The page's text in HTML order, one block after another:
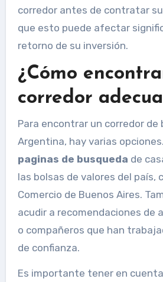
corredor antes de contratar
que esto puede afectar
retorno de su inversión.
¿Cómo
corredor
Para encontrar un corredor de
Argentina, hay varias
paginas de busqueda de
las bolsas de valores del país,
Comercio de Buenos Aires.
acudir a recomendaciones de
o compañeros que han
de confianza.
Es importante tener en